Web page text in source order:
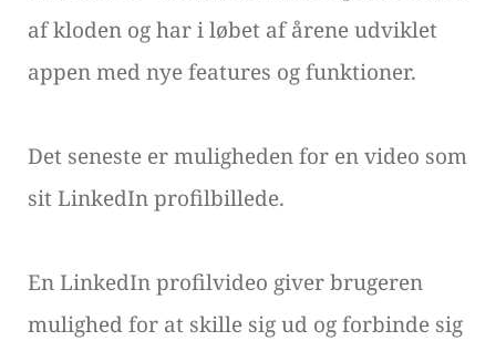
af kloden og har i løbet af årene udviklet
appen med nye features og funktioner.
Det seneste er muligheden for en video som
sit LinkedIn profilbillede.
En LinkedIn profilvideo giver brugeren
mulighed for at skille sig ud og forbinde sig